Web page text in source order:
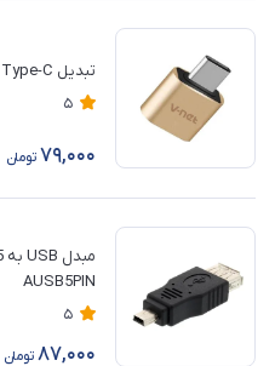
تبدیل Type-C به USB وی نت مدل V-AOTG30CM
5
79,000 تومان
AUSB5PIN
5
87,000 تومان